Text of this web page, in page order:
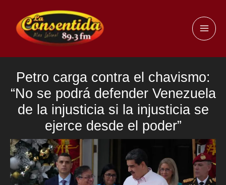
contenido
Petro carga contra el chavismo:
“No se podrá defender Venezuela
de la injusticia si la injusticia se
ejerce desde el poder”